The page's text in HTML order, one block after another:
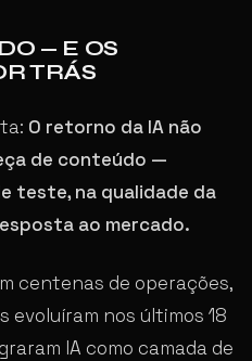
— E OS
TRÁS
O retorno da IA não
de conteúdo —
teste, na qualidade da
ao mercado.
centenas de operações,
evoluíram nos últimos 18
IA como camada de